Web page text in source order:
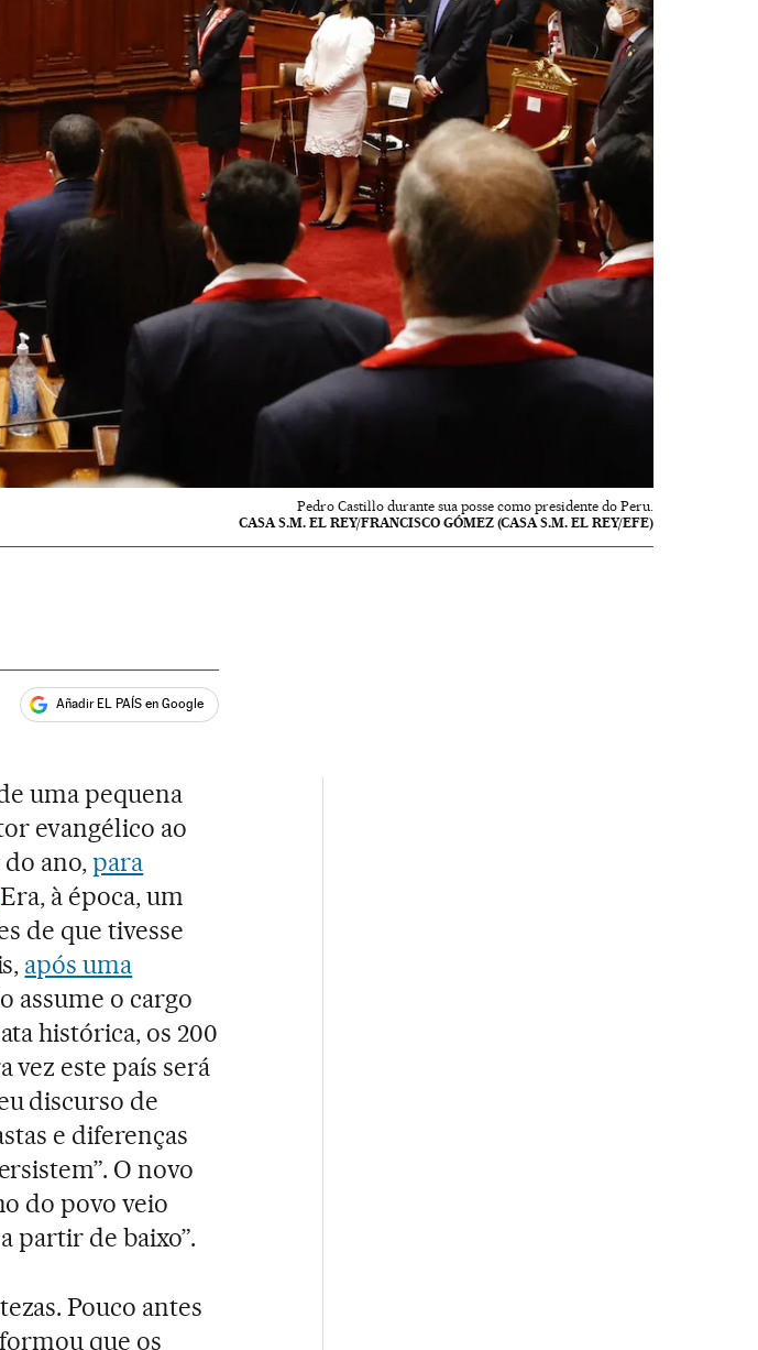
Pedro Castillo durante sua posse como presidente do Peru.
CASA S.M. EL REY/FRANCISCO GÓMEZ (CASA S.M. EL REY/EFE)
Añadir EL PAÍS en Google
uma pequena
evangélico ao
do ano,para
Era, à época, um
de que tivesse
após uma
assume o cargo
histórica, os 200
vez este país será
discurso de
e diferenças
O novo
do povo veio
partir de baixo”.
Pouco antes
que os